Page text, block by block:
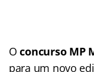
Oconcurso MP
para um novo